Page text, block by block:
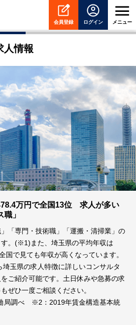
会員登録 ログイン メニュー
人情報
万円で全国13位 求人が多い
」
「専門・技術職」「運搬・清掃業」の
。(※1)また、埼玉県の平均年収は
国で見ても年収が高くなっています。
玉県の求人特徴に詳しいコンサルタ
ご紹介可能です。土日休みや急募の求
ぜひ一度ご相談ください。
局調べ ※2：2019年賃金構造基本統